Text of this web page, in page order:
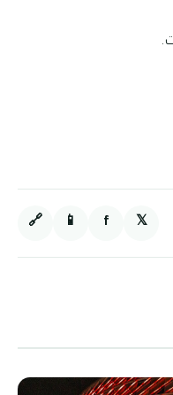
𝕏
f
📱
🔗